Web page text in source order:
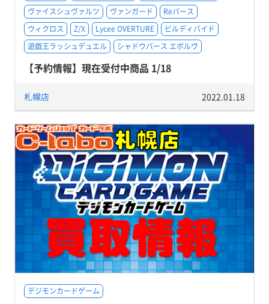
ヴァイスシュヴァルツ
ヴァンガード
Reバース
ウィクロス
Z/X Lycee OVERTURE
ビルディバイド
遊戯王ラッシュデュエル
シャドウバース エボルヴ
【予約情報】現在受付中商品 1/18
札幌店 2022.01.18
デジモンカードゲーム